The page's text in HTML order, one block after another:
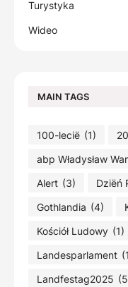
Turystyka
Wideo
MAIN TAGS
100-lecië (1)
abp Władysław
Alert (3) Dziëń
Gothlandia (4)
Kościół Ludowy (1)
Landesparlament
Landfestag2025